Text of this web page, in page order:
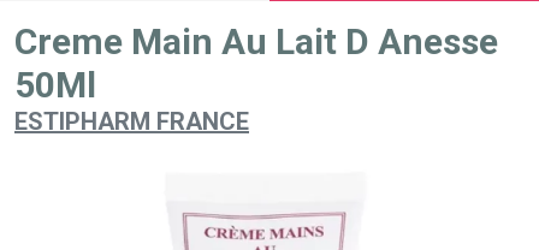
Creme Main Au Lait D Anesse
50Ml
ESTIPHARM FRANCE